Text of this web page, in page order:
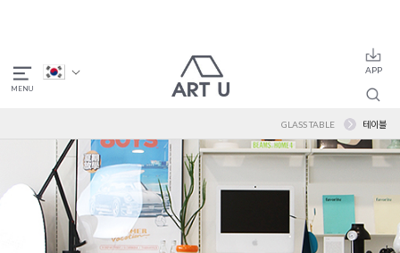
GLASS TABLE 테이블